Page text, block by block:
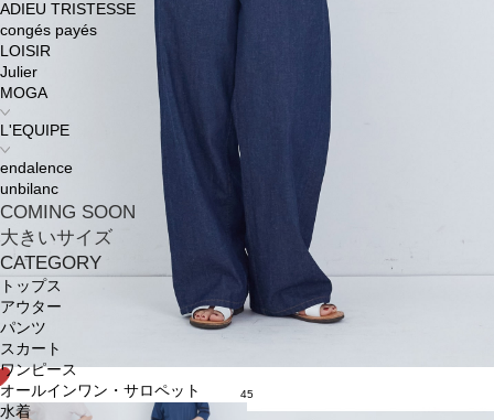
ADIEU TRISTESSE
congés payés
LOISIR
Julier
MOGA
L'EQUIPE
endalence
unbilanc
COMING SOON
大きいサイズ
CATEGORY
トップス
アウター
パンツ
スカート
ワンピース
オールインワン・サロペット
水着
45